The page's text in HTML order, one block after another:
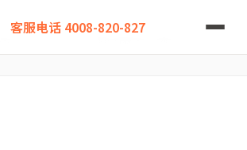
客服电话 4008-820-827
姆商务舱白皮书：解锁挪威第四城的舒适飞行